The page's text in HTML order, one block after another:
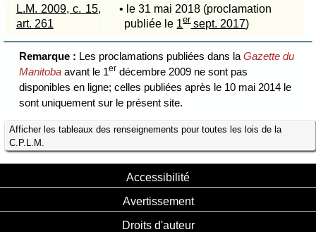
L.M. 2009, c. 15,
art. 261
• le 31 mai 2018 (proclamation
publiée le 1ersept. 2017)
Remarque : Les proclamations publiées dans laGazette du
Manitoba avant le 1er décembre 2009 ne sont pas
disponibles en ligne; celles publiées après le 10 mai 2014 le
sont uniquement sur le présent site.
Afficher les tableaux des renseignements pour toutes les lois de la
C.P.L.M.
Accessibilité
Avertissement
Droits d'auteur